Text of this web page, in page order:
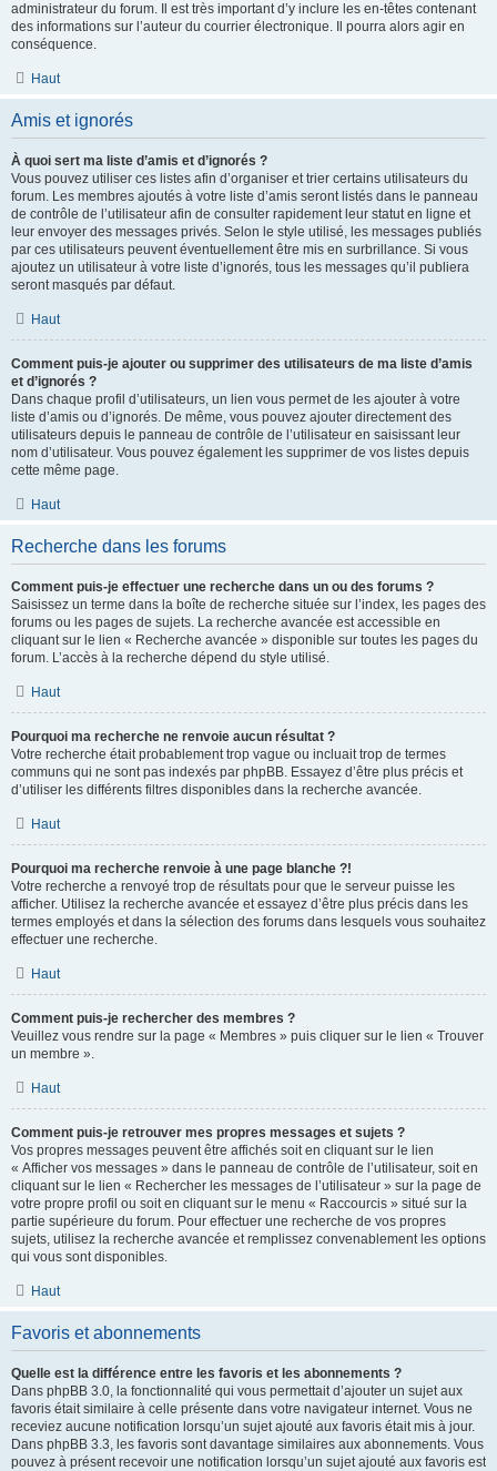
administrateur du forum. Il est très important d’y inclure les en-têtes contenant
des informations sur l’auteur du courrier électronique. Il pourra alors agir en
conséquence.
Haut
Amis et ignorés
À quoi sert ma liste d’amis et d’ignorés ?
Vous pouvez utiliser ces listes afin d’organiser et trier certains utilisateurs du
forum. Les membres ajoutés à votre liste d’amis seront listés dans le panneau
de contrôle de l’utilisateur afin de consulter rapidement leur statut en ligne et
leur envoyer des messages privés. Selon le style utilisé, les messages publiés
par ces utilisateurs peuvent éventuellement être mis en surbrillance. Si vous
ajoutez un utilisateur à votre liste d’ignorés, tous les messages qu’il publiera
seront masqués par défaut.
Haut
Comment puis-je ajouter ou supprimer des utilisateurs de ma liste d’amis
et d’ignorés ?
Dans chaque profil d’utilisateurs, un lien vous permet de les ajouter à votre
liste d’amis ou d’ignorés. De même, vous pouvez ajouter directement des
utilisateurs depuis le panneau de contrôle de l’utilisateur en saisissant leur
nom d’utilisateur. Vous pouvez également les supprimer de vos listes depuis
cette même page.
Haut
Recherche dans les forums
Comment puis-je effectuer une recherche dans un ou des forums ?
Saisissez un terme dans la boîte de recherche située sur l’index, les pages des
forums ou les pages de sujets. La recherche avancée est accessible en
cliquant sur le lien « Recherche avancée » disponible sur toutes les pages du
forum. L’accès à la recherche dépend du style utilisé.
Haut
Pourquoi ma recherche ne renvoie aucun résultat ?
Votre recherche était probablement trop vague ou incluait trop de termes
communs qui ne sont pas indexés par phpBB. Essayez d’être plus précis et
d’utiliser les différents filtres disponibles dans la recherche avancée.
Haut
Pourquoi ma recherche renvoie à une page blanche ?!
Votre recherche a renvoyé trop de résultats pour que le serveur puisse les
afficher. Utilisez la recherche avancée et essayez d’être plus précis dans les
termes employés et dans la sélection des forums dans lesquels vous souhaitez
effectuer une recherche.
Haut
Comment puis-je rechercher des membres ?
Veuillez vous rendre sur la page « Membres » puis cliquer sur le lien « Trouver
un membre ».
Haut
Comment puis-je retrouver mes propres messages et sujets ?
Vos propres messages peuvent être affichés soit en cliquant sur le lien
« Afficher vos messages » dans le panneau de contrôle de l’utilisateur, soit en
cliquant sur le lien « Rechercher les messages de l’utilisateur » sur la page de
votre propre profil ou soit en cliquant sur le menu « Raccourcis » situé sur la
partie supérieure du forum. Pour effectuer une recherche de vos propres
sujets, utilisez la recherche avancée et remplissez convenablement les options
qui vous sont disponibles.
Haut
Favoris et abonnements
Quelle est la différence entre les favoris et les abonnements ?
Dans phpBB 3.0, la fonctionnalité qui vous permettait d’ajouter un sujet aux
favoris était similaire à celle présente dans votre navigateur internet. Vous ne
receviez aucune notification lorsqu’un sujet ajouté aux favoris était mis à jour.
Dans phpBB 3.3, les favoris sont davantage similaires aux abonnements. Vous
pouvez à présent recevoir une notification lorsqu’un sujet ajouté aux favoris est